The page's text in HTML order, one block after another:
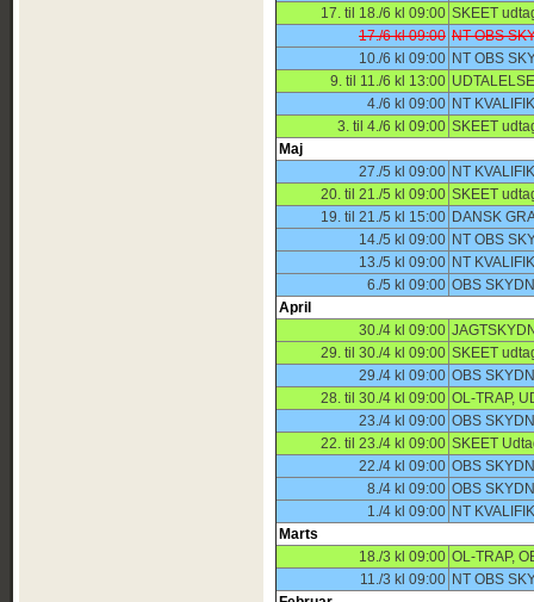
17. til 18./6 kl 09:00 SKEET
17./6 kl 09:00 NT OBS
10./6 kl 09:00 NT OBS
9. til 11./6 kl 13:00
4./6 kl 09:00 NT
3. til 4./6 kl 09:00 SKEET
Maj
27./5 kl 09:00 NT
20. til 21./5 kl 09:00 SKEET
19. til 21./5 kl 15:00 DANSK
14./5 kl 09:00 NT OBS
13./5 kl 09:00 NT
6./5 kl 09:00 OBS
April
30./4 kl 09:00
29. til 30./4 kl 09:00 SKEET
29./4 kl 09:00 OBS
28. til 30./4 kl 09:00 OL-TRAP,
23./4 kl 09:00 OBS
22. til 23./4 kl 09:00 SKEET
22./4 kl 09:00 OBS
8./4 kl 09:00 OBS
1./4 kl 09:00 NT
Marts
18./3 kl 09:00 OL-TRAP,
11./3 kl 09:00 NT OBS